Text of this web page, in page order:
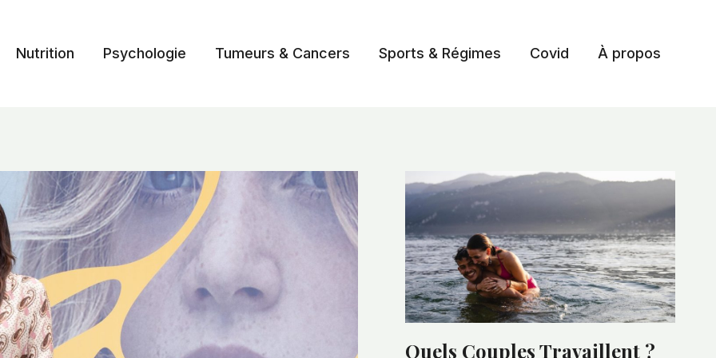
Nutrition Psychologie Tumeurs & Cancers Sports & Régimes Covid À propos
Quels Couples Travaillent ?